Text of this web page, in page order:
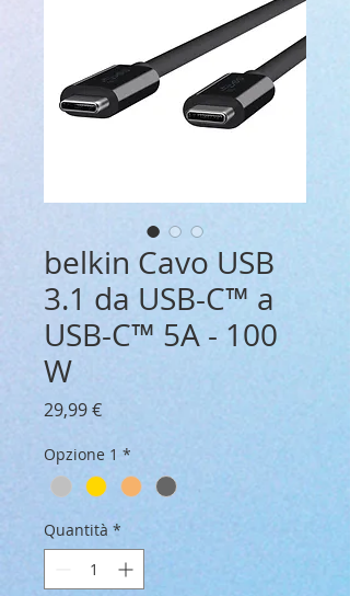
belkin Cavo USB
3.1 da USB-C™ a
USB-C™ 5A - 100
W
29,99 €Prezzo
Opzione 1 *
Quantità *